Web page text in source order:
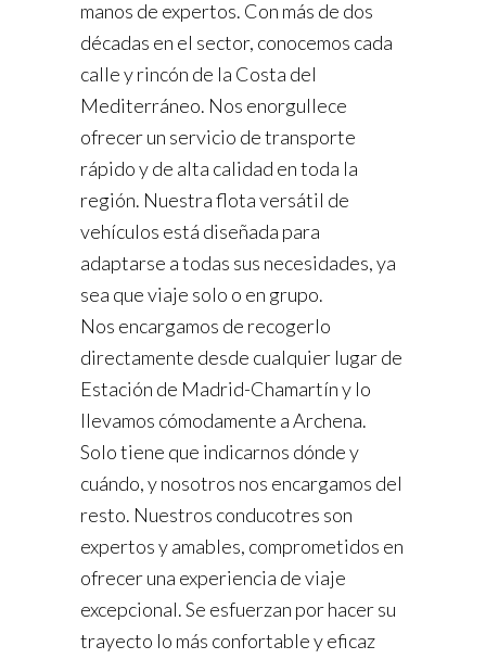
manos de expertos. Con más de dos
décadas en el sector, conocemos cada
calle y rincón de la Costa del
Mediterráneo. Nos enorgullece
ofrecer un servicio de transporte
rápido y de alta calidad en toda la
región. Nuestra flota versátil de
vehículos está diseñada para
adaptarse a todas sus necesidades, ya
sea que viaje solo o en grupo.
Nos encargamos de recogerlo
directamente desde cualquier lugar de
Estación de Madrid-Chamartín y lo
llevamos cómodamente a Archena.
Solo tiene que indicarnos dónde y
cuándo, y nosotros nos encargamos del
resto. Nuestros conducotres son
expertos y amables, comprometidos en
ofrecer una experiencia de viaje
excepcional. Se esfuerzan por hacer su
trayecto lo más confortable y eficaz